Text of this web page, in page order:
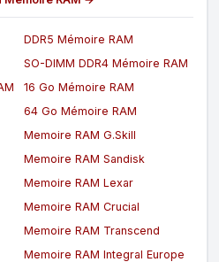
DDR5 Mémoire RAM
SO-DIMM DDR4 Mémoire RAM
16 Go Mémoire RAM
64 Go Mémoire RAM
Memoire RAM G.Skill
Memoire RAM Sandisk
Memoire RAM Lexar
Memoire RAM Crucial
Memoire RAM Transcend
Memoire RAM Integral Europe